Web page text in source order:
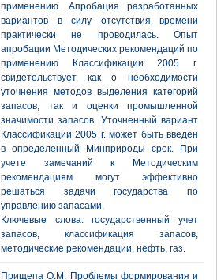
применению. Апробация разработанных
вариантов в силу отсутствия времени
практически не проводилась. Опыт
апробации Методических рекомендаций по
применению Классификации 2005 г.
свидетельствует как о необходимости
уточнения методов выделения категорий
запасов, так и оценки промышленной
значимости запасов. Уточненный вариант
Классификации 2005 г. может быть введен
в определенный Минприроды срок. При
учете замечаний к Методическим
рекомендациям могут эффективно
решаться задачи государства по
управлению запасами.
Ключевые слова: государственный учет
запасов, классификация запасов,
методические рекомендации, нефть, газ.
Прищепа О.М. Проблемы формирования и